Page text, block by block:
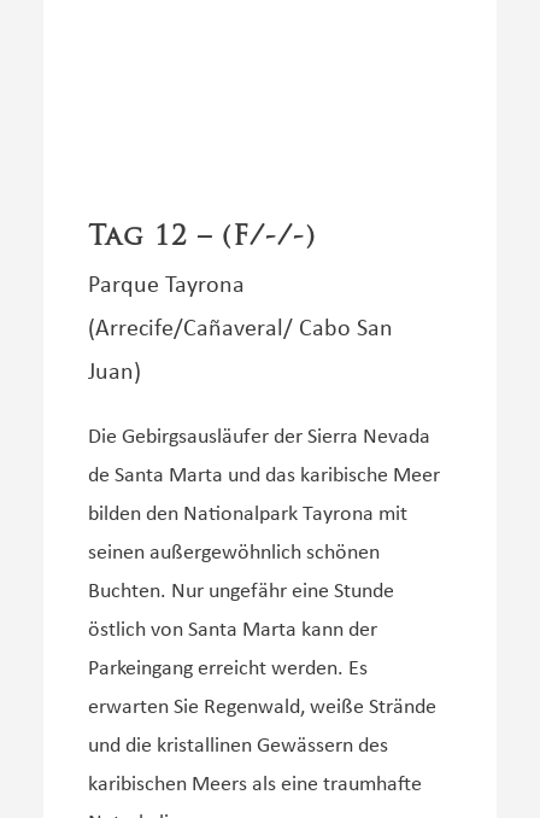
Tag 12 – (F/-/-)
Parque Tayrona
(Arrecife/Cañaveral/ Cabo San
Juan)
Die Gebirgsausläufer der Sierra Nevada
de Santa Marta und das karibische Meer
bilden den Nationalpark Tayrona mit
seinen außergewöhnlich schönen
Buchten. Nur ungefähr eine Stunde
östlich von Santa Marta kann der
Parkeingang erreicht werden. Es
erwarten Sie Regenwald, weiße Strände
und die kristallinen Gewässern des
karibischen Meers als eine traumhafte